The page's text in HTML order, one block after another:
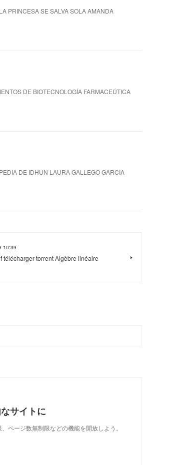
PRINCESA SE SALVA SOLA AMANDA
DE BIOTECNOLOGÍA FARMACEÚTICA
DE IDHUN LAURA GALLEGO GARCIA
10:39
télécharger torrent Algèbre linéaire
サイトに
ページ数無制限などの機能を開放しよう。